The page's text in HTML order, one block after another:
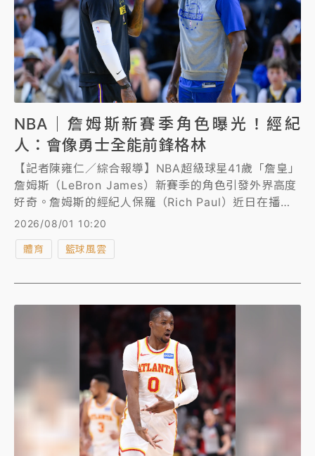
NBA｜詹姆斯新賽季角色曝光！經紀
人：會像勇士全能前鋒格林
【記者陳雍仁／綜合報導】NBA超級球星41歲「詹皇」
詹姆斯（LeBron James）新賽季的角色引發外界高度
好奇。詹姆斯的經紀人保羅（Rich Paul）近日在播客
節目《Game Over》中透露，詹姆斯新賽季加盟76人
後，將轉型扮演類似勇士隊格林（Draymond
Green）的角色。
2026/08/01 10:20
體育 籃球風雲